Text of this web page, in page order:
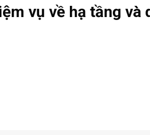
vụ về hạ tầng